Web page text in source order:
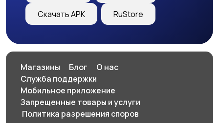
Скачать APK RuStore
Магазины Блог
О нас
Служба поддержки
Мобильное приложение
Запрещенные товары и услуги
️ Политика разрешения споров